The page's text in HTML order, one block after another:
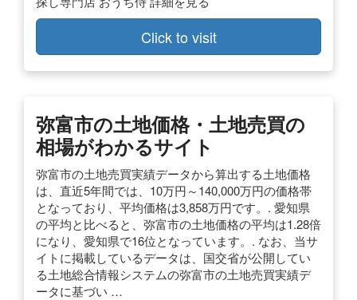
Click to visit
弥富市の土地価格・土地売買の
相場がわかるサイト
弥富市の土地売買実績データから算出する土地価格
は、直近5年間では、10万円～140,000万円の価格帯
となっており、平均価格は3,858万円です。. 愛知県
の平均と比べると、弥富市の土地価格の平均は1.28倍
になり、愛知県で16位となっています。. なお、当サ
イトに掲載しているデータは、国交省が公開してい
る土地総合情報システムの弥富市の土地売買実績デ
ータに基づい …